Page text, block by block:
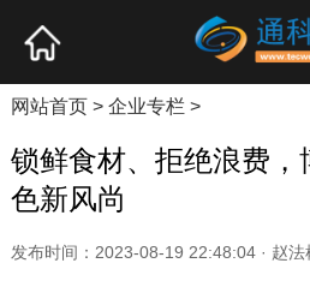
产业资讯
网站首页> 企业专栏 >
锁鲜食材、拒绝浪费，
色新风尚
发布时间：2023-08-19 22:48:04 · 赵法